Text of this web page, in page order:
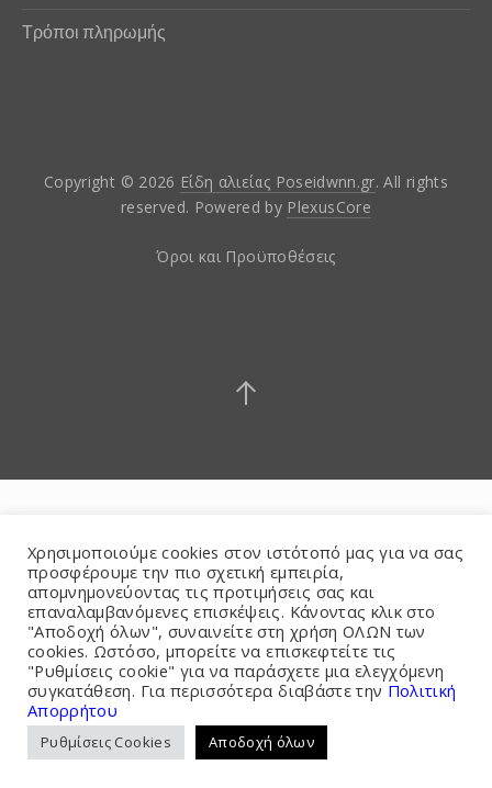
Τρόποι πληρωμής
Copyright © 2026 Είδη αλιείας Poseidwnn.gr. All rights
reserved. Powered by PlexusCore
Όροι και Προϋποθέσεις
Χρησιμοποιούμε cookies στον ιστότοπό μας για να σας
προσφέρουμε την πιο σχετική εμπειρία,
απομνημονεύοντας τις προτιμήσεις σας και
επαναλαμβανόμενες επισκέψεις. Κάνοντας κλικ στο
"Αποδοχή όλων", συναινείτε στη χρήση ΟΛΩΝ των
cookies. Ωστόσο, μπορείτε να επισκεφτείτε τις
"Ρυθμίσεις cookie" για να παράσχετε μια ελεγχόμενη
συγκατάθεση. Για περισσότερα διαβάστε την Πολιτική
Απορρήτου
Ρυθμίσεις Cookies Αποδοχή όλων